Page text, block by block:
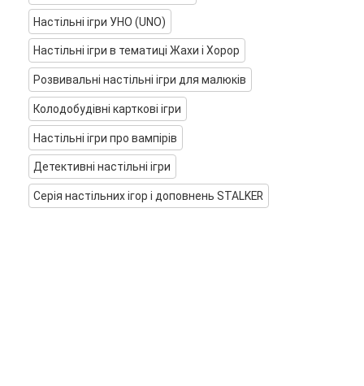
Настільні ігри УНО (UNO)
Настільні ігри в тематиці Жахи і Хорор
Розвивальні настільні ігри для малюків
Колодобудівні карткові ігри
Настільні ігри про вампірів
Детективні настільні ігри
Серія настільних ігор і доповнень STALKER